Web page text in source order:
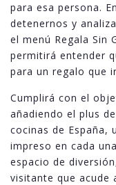
para esa persona.
detenernos y
el menú Regala Sin
permitirá entender
para un regalo que
Cumplirá con el
añadiendo el plus
cocinas de España,
impreso en cada
espacio de
visitante que acude